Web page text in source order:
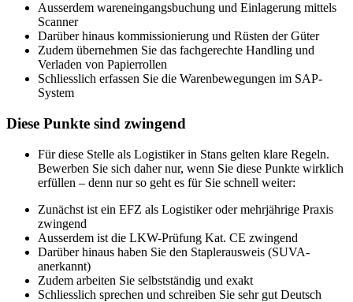
Ausserdem wareneingangsbuchung und Einlagerung mittels
Scanner
Darüber hinaus kommissionierung und Rüsten der Güter
Zudem übernehmen Sie das fachgerechte Handling und
Verladen von Papierrollen
Schliesslich erfassen Sie die Warenbewegungen im SAP-
System
Diese Punkte sind zwingend
Für diese Stelle als Logistiker in Stans gelten klare Regeln.
Bewerben Sie sich daher nur, wenn Sie diese Punkte wirklich
erfüllen – denn nur so geht es für Sie schnell weiter:
Zunächst ist ein EFZ als Logistiker oder mehrjährige Praxis
zwingend
Ausserdem ist die LKW-Prüfung Kat. CE zwingend
Darüber hinaus haben Sie den Staplerausweis (SUVA-
anerkannt)
Zudem arbeiten Sie selbstständig und exakt
Schliesslich sprechen und schreiben Sie sehr gut Deutsch